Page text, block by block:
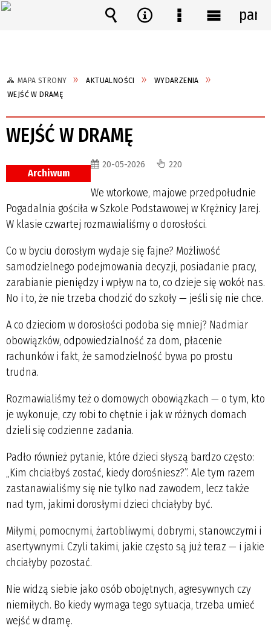
MAPA STRONY AKTUALNOŚCI
WYDARZENIA
WEJŚĆ W DRAMĘ
WEJŚĆ W DRAMĘ
Archiwum
20-05-2026 220
We wtorkowe, majowe przedpołudnie
Pogadalnia gościła w Szkole Podstawowej w Krężnicy Jarej.
W klasie czwartej rozmawialiśmy o dorosłości.
Co w byciu dorosłym wydaje się fajne? Możliwość
samodzielnego podejmowania decyzji, posiadanie pracy,
zarabianie pieniędzy i wpływ na to, co dzieje się wokół nas.
No i to, że nie trzeba chodzić do szkoły — jeśli się nie chce.
A co dzieciom w dorosłości podoba się mniej? Nadmiar
obowiązków, odpowiedzialność za dom, płacenie
rachunków i fakt, że samodzielność bywa po prostu
trudna.
Rozmawialiśmy też o domowych obowiązkach — o tym, kto
je wykonuje, czy robi to chętnie i jak w różnych domach
dzieli się codzienne zadania.
Padło również pytanie, które dzieci słyszą bardzo często:
„Kim chciałbyś zostać, kiedy dorośniesz?”. Ale tym razem
zastanawialiśmy się nie tylko nad zawodem, lecz także
nad tym, jakimi dorosłymi dzieci chciałyby być.
Miłymi, pomocnymi, żartobliwymi, dobrymi, stanowczymi i
asertywnymi. Czyli takimi, jakie często są już teraz — i jakie
chciałyby pozostać.
Nie widzą siebie jako osób obojętnych, agresywnych czy
niemiłych. Bo kiedy wymaga tego sytuacja, trzeba umieć
wejść w dramę.